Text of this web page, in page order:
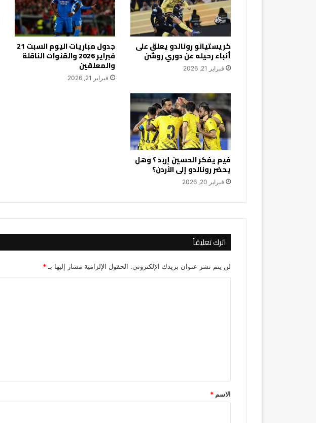
كريستيانو رونالدو يعلق على
أنباء رحيله عن دوري روشن
فبراير 21, 2026
جدول مباريات اليوم السبت 21
فبراير 2026 والقنوات الناقلة
والمعلقين
فبراير 21, 2026
فيم يفكر الحسين إربد ؟ وهل
يحضر رونالدو إلى الأردن؟
فبراير 20, 2026
اترك تعليقاً
لن يتم نشر عنوان بريدك الإلكتروني. الحقول الإلزامية مشار إليها بـ *
*
الاسم *